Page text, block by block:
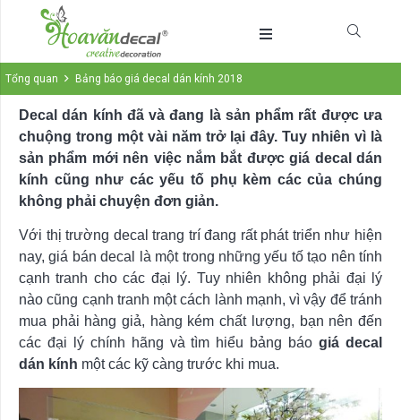
Tổng quan Bảng báo giá decal dán kính 2018
Decal dán kính đã và đang là sản phẩm rất được ưa
chuộng trong một vài năm trở lại đây. Tuy nhiên vì là
sản phẩm mới nên việc nắm bắt được giá decal dán
kính cũng như các yếu tố phụ kèm các của chúng
không phải chuyện đơn giản.
Với thị trường decal trang trí đang rất phát triển như hiện
nay, giá bán decal là một trong những yếu tố tạo nên tính
cạnh tranh cho các đại lý. Tuy nhiên không phải đại lý
nào cũng cạnh tranh một cách lành mạnh, vì vậy để tránh
mua phải hàng giả, hàng kém chất lượng, bạn nên đến
các đại lý chính hãng và tìm hiểu bảng báo giá decal
dán kính một các kỹ càng trước khi mua.